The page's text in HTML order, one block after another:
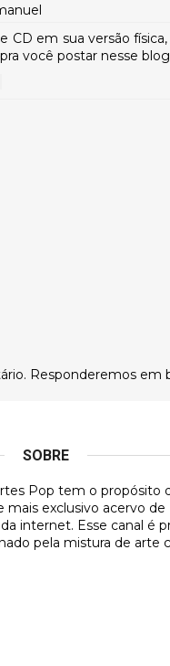
CD em sua versão
você postar nesse blog
Responderemos em
SOBRE
Pop tem o propósito
mais exclusivo acervo de
internet. Esse canal é
pela mistura de arte